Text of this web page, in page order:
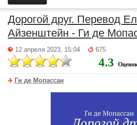
Дорогой друг. Перевод
Айзенштейн - Ги де
12 апреля 2023, 15:04 675
4.3
Ги де Мопассан